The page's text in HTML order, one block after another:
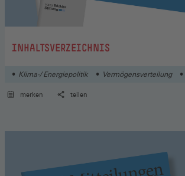
:INHALTSVERZEICHNIS
Klima-/ Energiepolitik Vermögensverteilung
merken teilen